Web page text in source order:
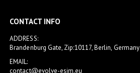
CONTACT INFO
ADDRESS:
Brandenburg Gate, Zip:10117, Berlin, Germany
EMAIL:
contact@evolve-esim.eu